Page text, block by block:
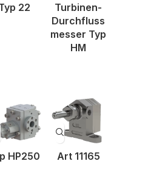
22
Turbinen-
Durchfluss
messer Typ
HM
HP250 Art 11165